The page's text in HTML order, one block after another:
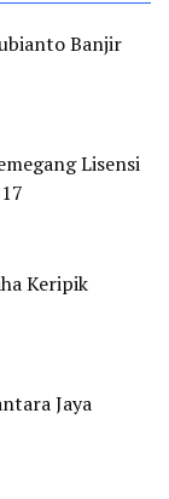
Banjir
Lisensi
Keripik
Jaya